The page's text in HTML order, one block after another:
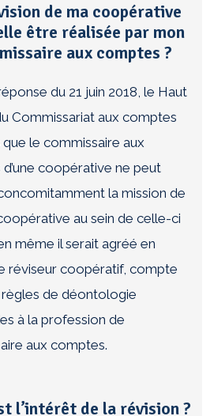
de ma coopérative
être réalisée par mon
aux comptes ?
du 21 juin 2018, le Haut
Commissariat aux comptes
que le commissaire aux
coopérative ne peut
la mission de
au sein de celle-ci
même il serait agréé en
réviseur coopératif, compte
de déontologie
à la profession de
aux comptes.
l’intérêt de la révision ?